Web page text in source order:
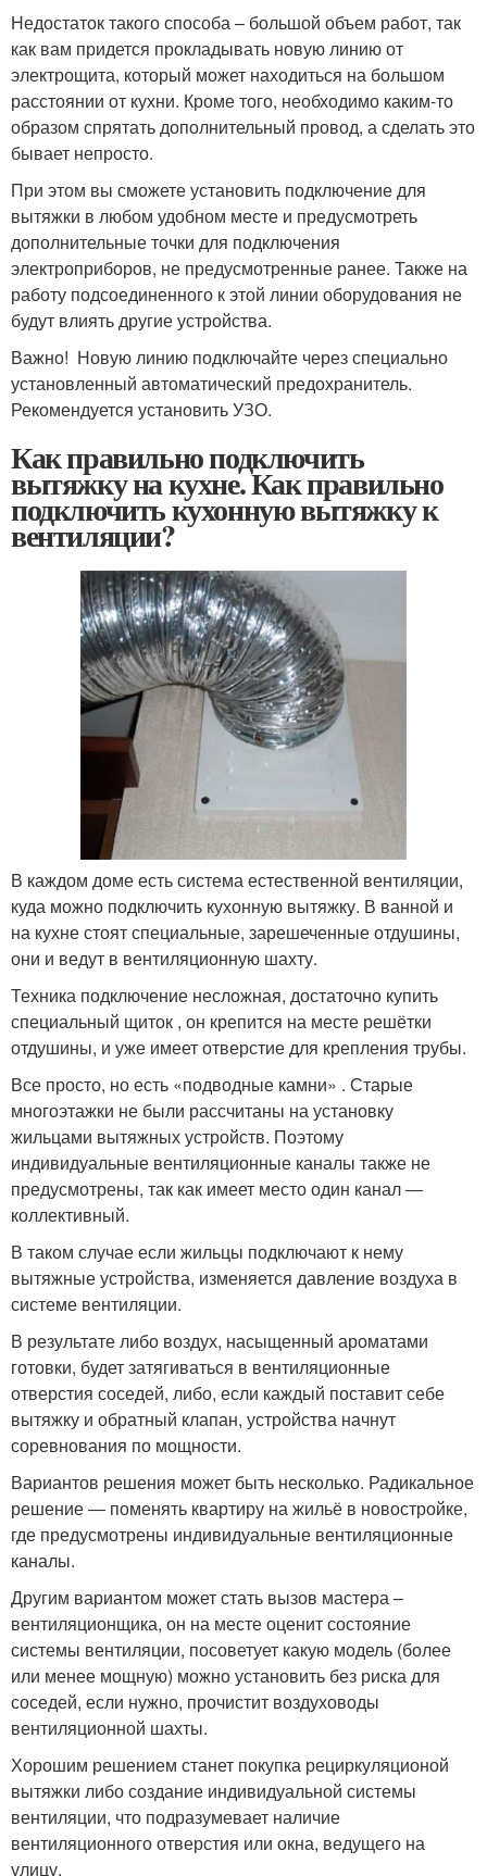
Недостаток такого способа – большой объем работ, так
как вам придется прокладывать новую линию от
электрощита, который может находиться на большом
расстоянии от кухни. Кроме того, необходимо каким-то
образом спрятать дополнительный провод, а сделать это
бывает непросто.
При этом вы сможете установить подключение для
вытяжки в любом удобном месте и предусмотреть
дополнительные точки для подключения
электроприборов, не предусмотренные ранее. Также на
работу подсоединенного к этой линии оборудования не
будут влиять другие устройства.
Важно! Новую линию подключайте через специально
установленный автоматический предохранитель.
Рекомендуется установить УЗО.
Как правильно подключить
вытяжку на кухне. Как правильно
подключить кухонную вытяжку к
вентиляции?
В каждом доме есть система естественной вентиляции,
куда можно подключить кухонную вытяжку. В ванной и
на кухне стоят специальные, зарешеченные отдушины,
они и ведут в вентиляционную шахту.
Техника подключение несложная, достаточно купить
специальный щиток , он крепится на месте решётки
отдушины, и уже имеет отверстие для крепления трубы.
Все просто, но есть «подводные камни» . Старые
многоэтажки не были рассчитаны на установку
жильцами вытяжных устройств. Поэтому
индивидуальные вентиляционные каналы также не
предусмотрены, так как имеет место один канал ―
коллективный.
В таком случае если жильцы подключают к нему
вытяжные устройства, изменяется давление воздуха в
системе вентиляции.
В результате либо воздух, насыщенный ароматами
готовки, будет затягиваться в вентиляционные
отверстия соседей, либо, если каждый поставит себе
вытяжку и обратный клапан, устройства начнут
соревнования по мощности.
Вариантов решения может быть несколько. Радикальное
решение ― поменять квартиру на жильё в новостройке,
где предусмотрены индивидуальные вентиляционные
каналы.
Другим вариантом может стать вызов мастера –
вентиляционщика, он на месте оценит состояние
системы вентиляции, посоветует какую модель (более
или менее мощную) можно установить без риска для
соседей, если нужно, прочистит воздуховоды
вентиляционной шахты.
Хорошим решением станет покупка рециркуляционой
вытяжки либо создание индивидуальной системы
вентиляции, что подразумевает наличие
вентиляционного отверстия или окна, ведущего на
улицу.